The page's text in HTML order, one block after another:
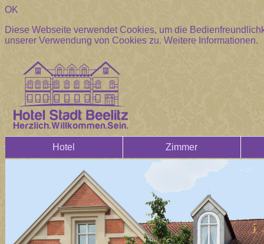
OK
Diese Webseite verwendet Cookies, um die
unserer Verwendung von Cookies zu.Weitere Informationen.
Hotel Zimmer